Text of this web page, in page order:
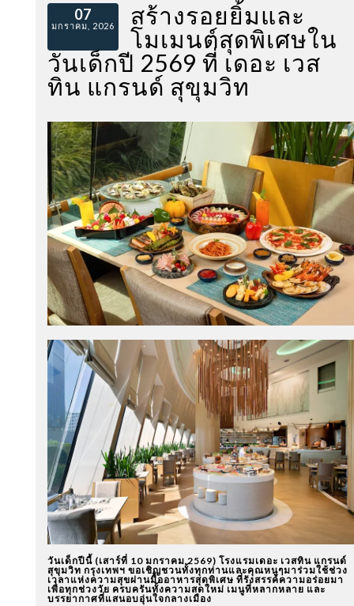
07
มกราคม, 2026
สร้างรอยยิ้มและ
โมเมนต์สุดพิเศษใน
วันเด็กปี 2569 ที่ เดอะ เวส
ทิน แกรนด์ สุขุมวิท
วันเด็กปีนี้ (เสาร์ที่ 10 มกราคม 2569) โรงแรมเดอะ เวสทิน แกรนด์
สุขุมวิท กรุงเทพฯ ขอเชิญชวนทั้งทุกท่านและคุณหนูๆมาร่วมใช้ช่วง
เวลาแห่งความสุขผ่านมื้ออาหารสุดพิเศษ ที่รังสรรค์ความอร่อยมา
เพื่อทุกช่วงวัย ครบครันทั้งความสดใหม่ เมนูที่หลากหลาย และ
บรรยากาศที่แสนอบอุ่นใจกลางเมือง